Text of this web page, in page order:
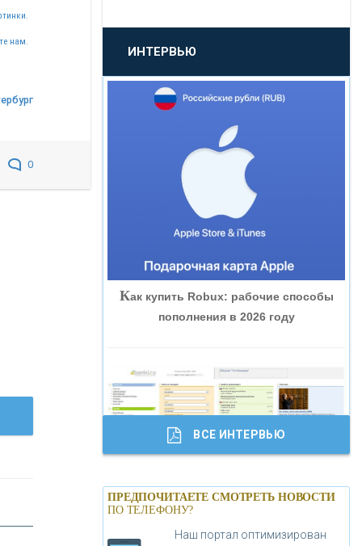
нам.
0
«ПРОМСВЯЗЬБАНК»
«НОВИКОМБАНК»
«СМП БАНК»
«ВНЕШПРОМБАНК»
«БАНК ГЛОБЭКС»
«ТРАСТ»
«ГАЗПРОМБАНК»
«МОСКОВСКИЙ КРЕДИТНЫЙ
БАНК»
ИНТЕРВЬЮ
Как купить Robux: рабочие способы
пополнения в 2026 году
Банки.ру обновил логотип впервые за
19 лет - «Лента новостей»
ВСЕ ИНТЕРВЬЮ
ПРЕДПОЧИТАЕТЕ СМОТРЕТЬ НОВОСТИ
ПО ТЕЛЕФОНУ?
Наш портал оптимизирован